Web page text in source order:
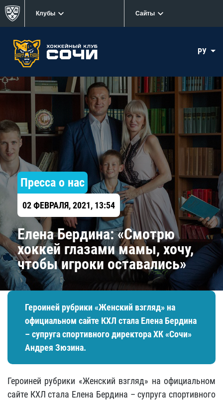
Клубы Сайты
РУ
Пресса о нас
02 ФЕВРАЛЯ, 2021, 13:54
Елена Бердина: «Смотрю
хоккей глазами мамы, хочу,
чтобы игроки оставались»
Героиней рубрики «Женский взгляд» на
официальном сайте КХЛ стала Елена Бердина
– супруга спортивного директора ХК «Сочи»
Андрея Зюзина.
Героиней рубрики «Женский взгляд» на официальном
сайте КХЛ стала Елена Бердина – супруга спортивного